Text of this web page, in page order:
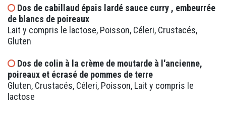
Dos de cabillaud épais lardé sauce curry , embeurrée
de blancs de poireaux
Lait y compris le lactose, Poisson, Céleri, Crustacés,
Gluten
Dos de colin à la crème de moutarde à l'ancienne,
poireaux et écrasé de pommes de terre
Gluten, Crustacés, Céleri, Poisson, Lait y compris le
lactose